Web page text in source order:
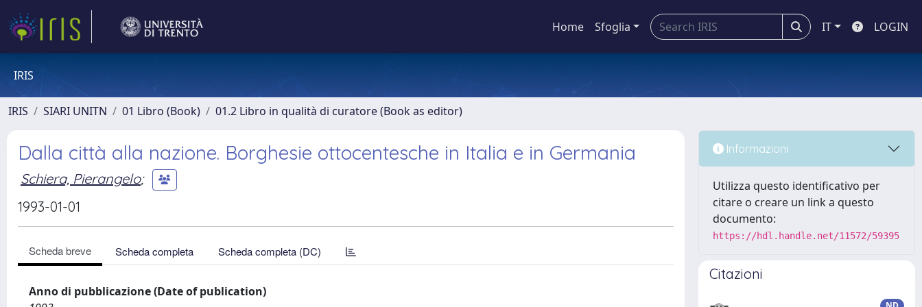
Home Sfoglia IT LOGIN
IRIS
IRIS SIARI UNITN 01 Libro (Book) 01.2 Libro in qualità di curatore (Book as editor)
Dalla città alla nazione. Borghesie ottocentesche in Italia e in Germania
Schiera, Pierangelo;
1993-01-01
Scheda breve Scheda completa Scheda completa (DC)
Anno di pubblicazione (Date of publication)
Informazioni
Utilizza questo identificativo per
citare o creare un link a questo
documento:
https://hdl.handle.net/11572/59395
Citazioni